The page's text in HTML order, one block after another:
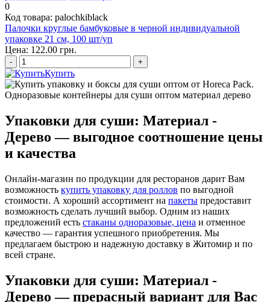
0
Код товара: palochkiblack
Палочки круглые бамбуковые в черной индивидуальной
упаковке 21 см, 100 шт/уп
Цена: 122.00 грн.
- +
Купить
Упаковки для суши: Материал -
Дерево — выгодное соотношение цены
и качества
Онлайн-магазин по продукции для ресторанов дарит Вам
возможность купить упаковку для роллов по выгодной
стоимости. А хороший ассортимент на пакеты предоставит
возможность сделать лучший выбор. Одним из наших
предложений есть стаканы одноразовые, цена и отменное
качество — гарантия успешного приобретения. Мы
предлагаем быстрою и надежную доставку в Житомир и по
всей стране.
Упаковки для суши: Материал -
Дерево — прерасный вариант для Вас